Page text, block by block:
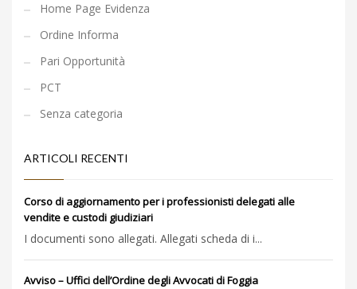
Home Page Evidenza
Ordine Informa
Pari Opportunità
PCT
Senza categoria
ARTICOLI RECENTI
Corso di aggiornamento per i professionisti delegati alle
vendite e custodi giudiziari
I documenti sono allegati. Allegati scheda di i...
Avviso – Uffici dell’Ordine degli Avvocati di Foggia